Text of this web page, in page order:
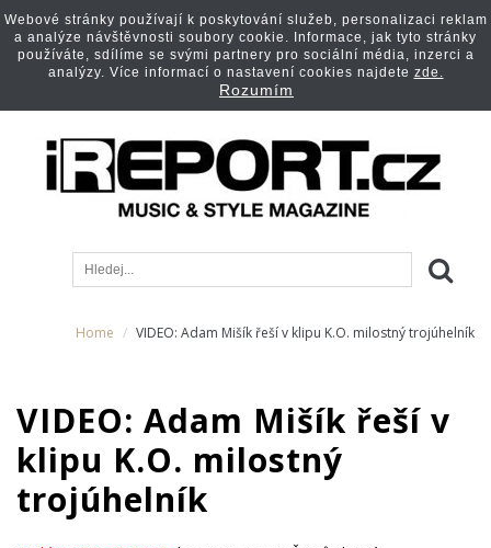
Home VIDEO: Adam Mišík řeší v klipu K.O. milostný trojúhelník
VIDEO: Adam Mišík řeší v
klipu K.O. milostný
trojúhelník
Webové stránky používají k poskytování služeb, personalizaci reklam
a analýze návštěvnosti soubory cookie. Informace, jak tyto stránky
používáte, sdílíme se svými partnery pro sociální média, inzerci a
analýzy. Více informací o nastavení cookies najdete zde.
Rozumím